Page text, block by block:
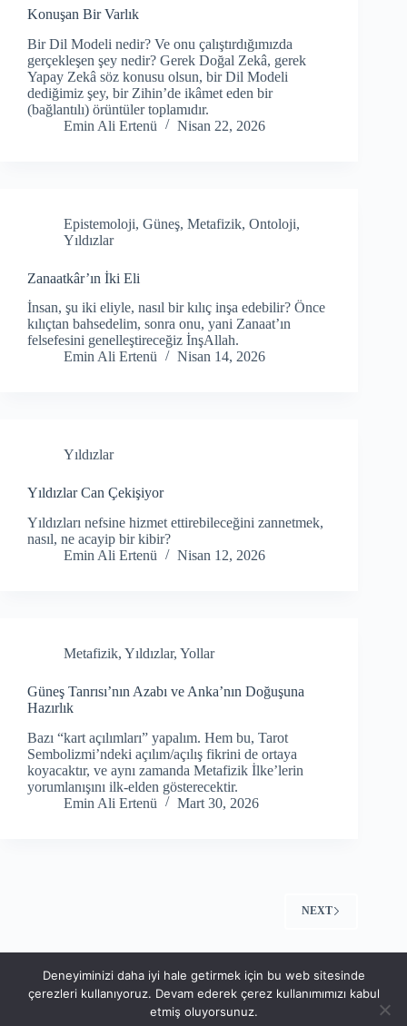
Konuşan Bir Varlık
Bir Dil Modeli nedir? Ve onu çalıştırdığımızda
gerçekleşen şey nedir? Gerek Doğal Zekâ, gerek
Yapay Zekâ söz konusu olsun, bir Dil Modeli
dediğimiz şey, bir Zihin’de ikâmet eden bir
(bağlantılı) örüntüler toplamıdır.
Emin Ali Ertenü
Nisan 22, 2026
Epistemoloji, Güneş, Metafizik, Ontoloji,
Yıldızlar
Zanaatkâr’ın İki Eli
İnsan, şu iki eliyle, nasıl bir kılıç inşa edebilir? Önce
kılıçtan bahsedelim, sonra onu, yani Zanaat’ın
felsefesini genelleştireceğiz İnşAllah.
Emin Ali Ertenü
Nisan 14, 2026
Yıldızlar
Yıldızlar Can Çekişiyor
Yıldızları nefsine hizmet ettirebileceğini zannetmek,
nasıl, ne acayip bir kibir?
Emin Ali Ertenü
Nisan 12, 2026
Metafizik, Yıldızlar, Yollar
Güneş Tanrısı’nın Azabı ve Anka’nın Doğuşuna
Hazırlık
Bazı “kart açılımları” yapalım. Hem bu, Tarot
Sembolizmi’ndeki açılım/açılış fikrini de ortaya
koyacaktır, ve aynı zamanda Metafizik İlke’lerin
yorumlanışını ilk-elden gösterecektir.
Emin Ali Ertenü
Mart 30, 2026
NEXT
Deneyiminizi daha iyi hale getirmek için bu web sitesinde
çerezleri kullanıyoruz. Devam ederek çerez kullanımımızı kabul
etmiş oluyorsunuz.